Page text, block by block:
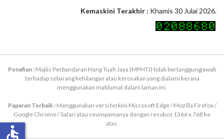
Kemaskini Terakhir : Khamis 30 Julai 2026.
Penafian : Majlis Perbandaran Hang Tuah Jaya (MPHTJ) tidak bertanggungjawab
terhadap sebarang kehilangan atau kerosakan yang dialami kerana
menggunakan maklumat dalam laman ini.
Paparan Terbaik :Menggunakan versi terkini Microsoft Edge / Mozilla Firefox /
Google Chrome / Safari atau seumpamanya dengan resolusi 1366 x 768 ke
atas.
accessible